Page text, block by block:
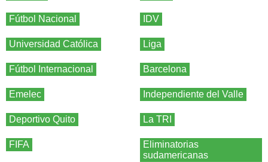
Fútbol Nacional IDV
Universidad Católica Liga
Fútbol Internacional Barcelona
Emelec Independiente del Valle
Deportivo Quito La TRI
FIFA
Eliminatorias
sudamericanas